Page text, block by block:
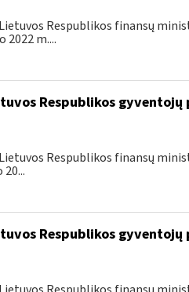
Respublikos finansų
m....
Respublikos
Respublikos finansų
Respublikos